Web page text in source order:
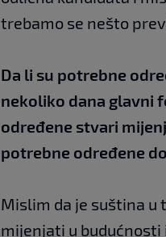
trebamo se nešto
Da li su potrebne
nekoliko dana glavni
određene stvari
potrebne određene
Mislim da je suština u
mijenjati u budućnosti